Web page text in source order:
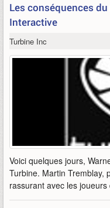
Les conséquences
Interactive
Turbine Inc
Voici quelques jours,
Turbine. Martin Tremblay,
rassurant avec les